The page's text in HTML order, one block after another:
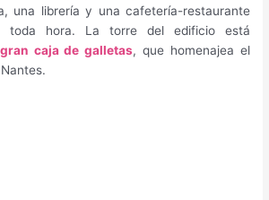
una librería y una cafetería-restaurante
toda hora. La torre del edificio está
gran caja de galletas, que homenajea el